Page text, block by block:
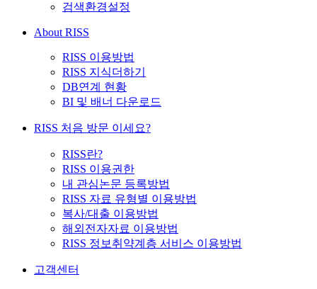
검색환경설정
About RISS
RISS 이용방법
RISS 지식더하기
DB연계 현황
BI 및 배너 다운로드
RISS 처음 방문 이세요?
RISS란?
RISS 이용권한
내 관심논문 등록방법
RISS 자료 유형별 이용방법
복사/대출 이용방법
해외전자자료 이용방법
RISS 정보취약계층 서비스 이용방법
고객센터